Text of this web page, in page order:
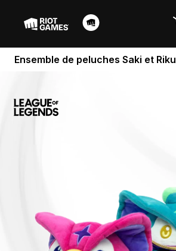
Ensemble de peluches Saki et Riku